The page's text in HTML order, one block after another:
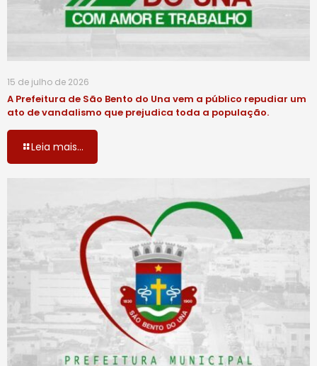
15 de julho de 2026
A Prefeitura de São Bento do Una vem a público repudiar um
ato de vandalismo que prejudica toda a população.
Leia mais...